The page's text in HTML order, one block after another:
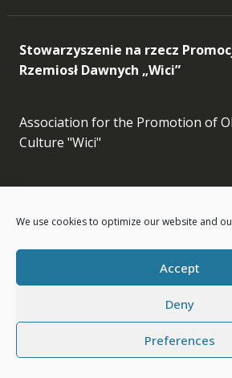
We use cookies to optimize our website and
Accept
Deny
Preferences
Stowarzyszenie na rzecz
Rzemiosł Dawnych „Wici”
Association for the Promotion of
Culture "Wici"
Facebook
Instagram
LinkedIn
Etsy
info[at]wici.org.pl
Wici © All Rights